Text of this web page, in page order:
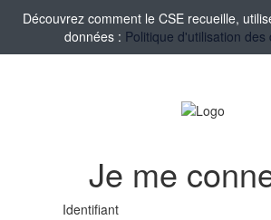
Découvrez comment le CSE recueille,
données : Politique d'utilisation des
Je me
Identifiant